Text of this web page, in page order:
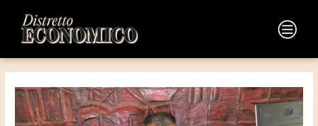
contenuto
Main
Menu
articoli